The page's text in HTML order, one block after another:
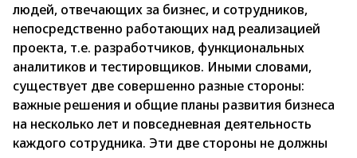
людей, отвечающих за бизнес, и сотрудников,
непосредственно работающих над реализацией
проекта, т.е. разработчиков, функциональных
аналитиков и тестировщиков. Иными словами,
существует две совершенно разные стороны:
важные решения и общие планы развития бизнеса
на несколько лет и повседневная деятельность
каждого сотрудника. Эти две стороны не должны